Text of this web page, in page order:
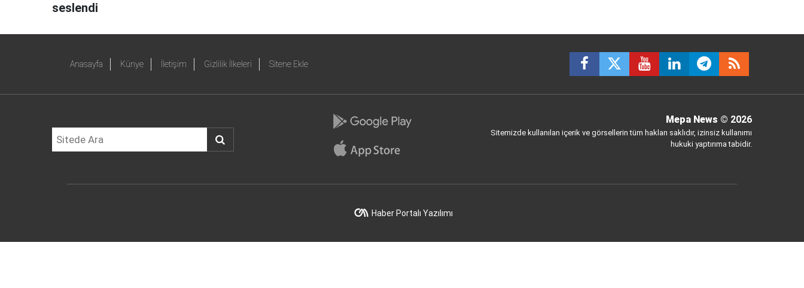
seslendi
Anasayfa Künye İletişim Gizlilik İlkeleri Sitene Ekle
Mepa News © 2026
Sitemizde kullanılan içerik ve görsellerin tüm hakları saklıdır, izinsiz kullanımı
hukuki yaptırıma tabidir.
Haber Portalı Yazılımı